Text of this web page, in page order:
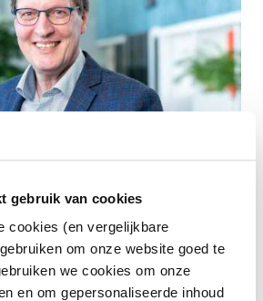
gebruik van cookies
cookies (en vergelijkbare
om onze website goed te
we cookies om onze
en om gepersonaliseerde inhoud
vond de installatie plaats van
lector Inclusive Digital
De titel van zijn installatie is: